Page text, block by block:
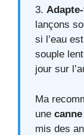
3.
lançons
si l’eau
souple
jour sur
Ma
une
mis des